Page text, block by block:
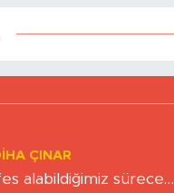
ÇINAR
alabildiğimiz sürece…